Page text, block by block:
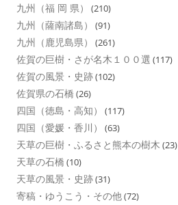
九州（福 岡 県） (210)
九州（薩南諸島） (91)
九州（鹿児島県） (261)
佐賀の巨樹・さが名木１００選 (117)
佐賀の風景・史跡(102)
佐賀県の石橋 (26)
四国（徳島・高知） (117)
四国（愛媛・香川） (63)
天草の巨樹・ふるさと熊本の樹木 (23)
天草の石橋 (10)
天草の風景・史跡(31)
寄稿・ゆうこう・その他(72)